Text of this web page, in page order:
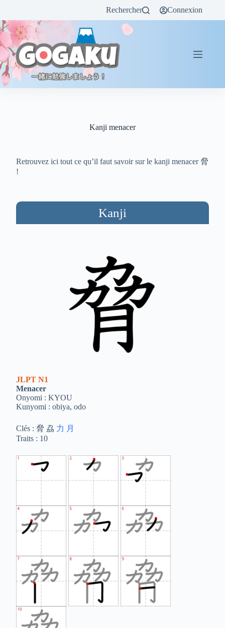
Rechercher Connexion
Kanji menacer
Retrouvez ici tout ce qu’il faut savoir sur le kanji menacer 脅
!
Kanji
JLPT N1
Menacer
Onyomi : KYOU
Kunyomi : obiya, odo
Clés : 脅 劦 力 月
Traits : 10